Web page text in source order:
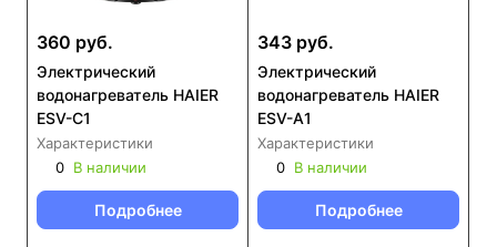
360 руб.
Электрический
водонагреватель HAIER
ESV-C1
Характеристики
0 В наличии
Подробнее
343 руб.
Электрический
водонагреватель HAIER
ESV-A1
Характеристики
0 В наличии
Подробнее